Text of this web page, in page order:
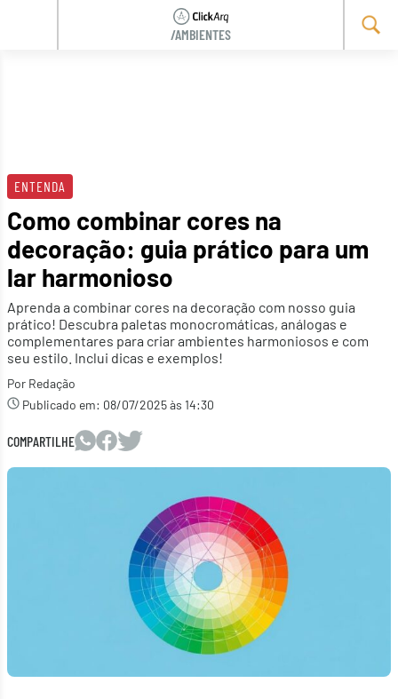
/AMBIENTES
ENTENDA
Como combinar cores na
decoração: guia prático para um
lar harmonioso
Aprenda a combinar cores na decoração com nosso guia
prático! Descubra paletas monocromáticas, análogas e
complementares para criar ambientes harmoniosos e com
seu estilo. Inclui dicas e exemplos!
Por Redação
Publicado em: 08/07/2025 às 14:30
COMPARTILHE